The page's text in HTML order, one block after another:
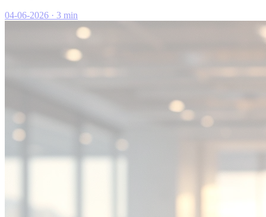
04-06-2026 · 3 min